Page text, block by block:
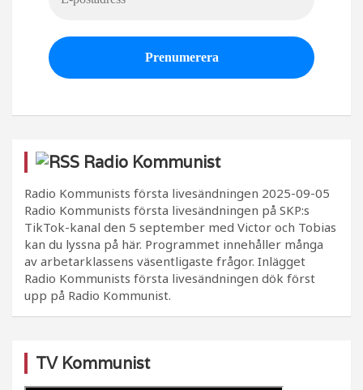
Radio Kommunist
Radio Kommunists första livesändningen 2025-09-05
Radio Kommunists första livesändningen på SKP:s
TikTok-kanal den 5 september med Victor och Tobias
kan du lyssna på här. Programmet innehåller många
av arbetarklassens väsentligaste frågor. Inlägget
Radio Kommunists första livesändningen dök först
upp på Radio Kommunist.
TV Kommunist